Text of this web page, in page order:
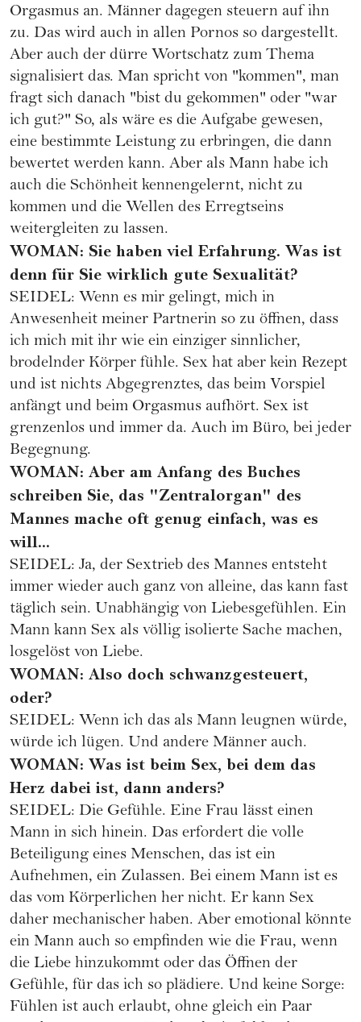
Orgasmus an. Männer dagegen steuern auf ihn
zu. Das wird auch in allen Pornos so dargestellt.
Aber auch der dürre Wortschatz zum Thema
signalisiert das. Man spricht von "kommen", man
fragt sich danach "bist du gekommen" oder "war
ich gut?" So, als wäre es die Aufgabe gewesen,
eine bestimmte Leistung zu erbringen, die dann
bewertet werden kann. Aber als Mann habe ich
auch die Schönheit kennengelernt, nicht zu
kommen und die Wellen des Erregtseins
weitergleiten zu lassen.
WOMAN: Sie haben viel Erfahrung. Was ist
denn für Sie wirklich gute Sexualität?
SEIDEL: Wenn es mir gelingt, mich in
Anwesenheit meiner Partnerin so zu öffnen, dass
ich mich mit ihr wie ein einziger sinnlicher,
brodelnder Körper fühle. Sex hat aber kein Rezept
und ist nichts Abgegrenztes, das beim Vorspiel
anfängt und beim Orgasmus aufhört. Sex ist
grenzenlos und immer da. Auch im Büro, bei jeder
Begegnung.
WOMAN: Aber am Anfang des Buches
schreiben Sie, das "Zentralorgan" des
Mannes mache oft genug einfach, was es
will...
SEIDEL: Ja, der Sextrieb des Mannes entsteht
immer wieder auch ganz von alleine, das kann fast
täglich sein. Unabhängig von Liebesgefühlen. Ein
Mann kann Sex als völlig isolierte Sache machen,
losgelöst von Liebe.
WOMAN: Also doch schwanzgesteuert,
oder?
SEIDEL: Wenn ich das als Mann leugnen würde,
würde ich lügen. Und andere Männer auch.
WOMAN: Was ist beim Sex, bei dem das
Herz dabei ist, dann anders?
SEIDEL: Die Gefühle. Eine Frau lässt einen
Mann in sich hinein. Das erfordert die volle
Beteiligung eines Menschen, das ist ein
Aufnehmen, ein Zulassen. Bei einem Mann ist es
das vom Körperlichen her nicht. Er kann Sex
daher mechanischer haben. Aber emotional könnte
ein Mann auch so empfinden wie die Frau, wenn
die Liebe hinzukommt oder das Öffnen der
Gefühle, für das ich so plädiere. Und keine Sorge:
Fühlen ist auch erlaubt, ohne gleich ein Paar